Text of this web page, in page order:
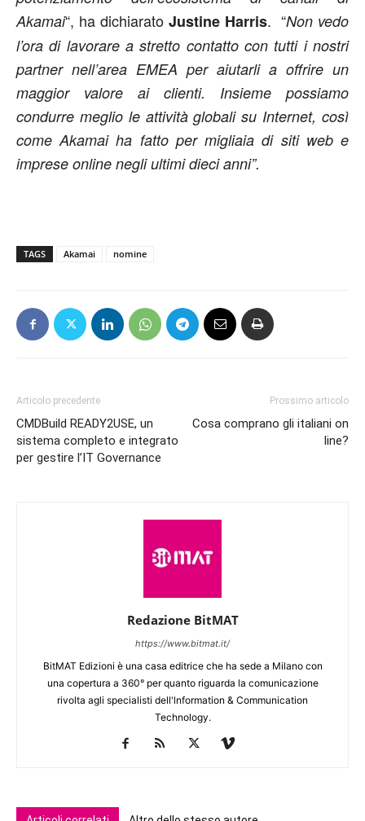
Akamai“, ha dichiarato Justine Harris. “Non vedo
l’ora di lavorare a stretto contatto con tutti i nostri
partner nell’area EMEA per aiutarli a offrire un
maggior valore ai clienti. Insieme possiamo
condurre meglio le attività globali su Internet, così
come Akamai ha fatto per migliaia di siti web e
imprese online negli ultimi dieci anni”.
TAGS Akamai nomine
Articolo precedente
CMDBuild READY2USE, un
sistema completo e integrato
per gestire l’IT Governance
Prossimo articolo
Cosa comprano gli italiani on
line?
Redazione BitMAT
https://www.bitmat.it/
BitMAT Edizioni è una casa editrice che ha sede a Milano con
una copertura a 360° per quanto riguarda la comunicazione
rivolta agli specialisti dell'lnformation & Communication
Technology.